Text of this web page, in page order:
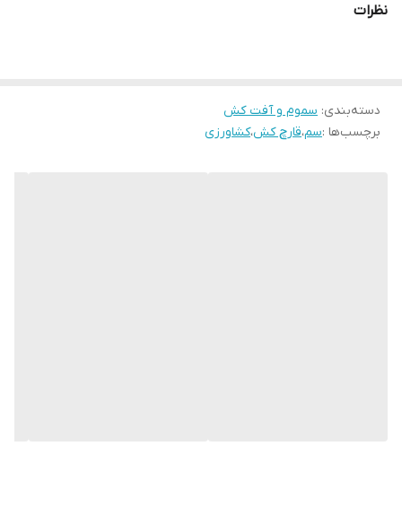
نظرات
دسته‌بندی: سموم و آفت کش
برچسب‌ها :سم،قارچ کش،کشاورزی